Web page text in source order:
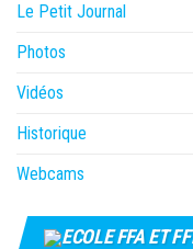
Le Petit Journal
Photos
Vidéos
Historique
Webcams
ECOLE FFA ET